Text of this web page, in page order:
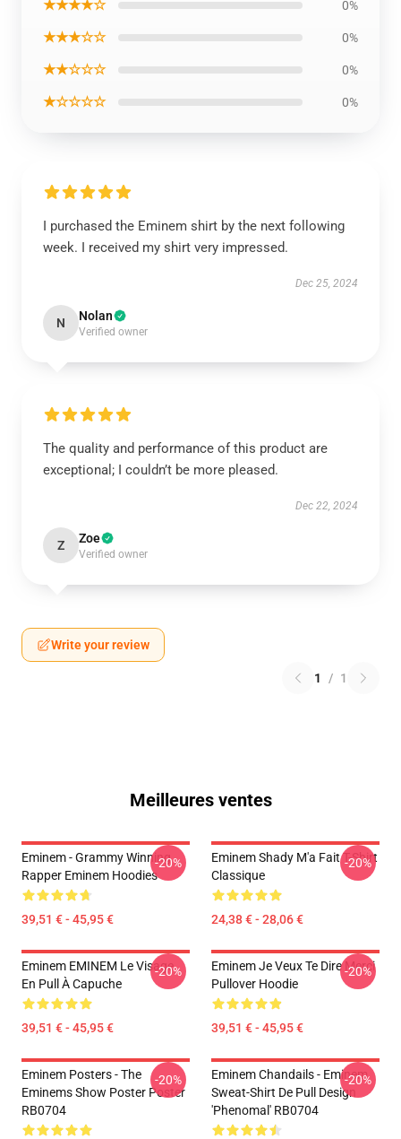
★★★★☆ 0%
★★★☆☆ 0%
★★☆☆☆ 0%
★☆☆☆☆ 0%
I purchased the Eminem shirt by the next following
week. I received my shirt very impressed.
Dec 25, 2024
N Nolan
Verified owner
The quality and performance of this product are
exceptional; I couldn’t be more pleased.
Dec 22, 2024
Z Zoe
Verified owner
Write your review
1 / 1
Meilleures ventes
Eminem - Grammy Winning
Rapper Eminem Hoodies
39,51 € - 45,95 €
-20%
Eminem Shady M'a Fait T-Shirt
Classique
24,38 € - 28,06 €
-20%
Eminem EMINEM Le Visage
En Pull À Capuche
39,51 € - 45,95 €
-20%
Eminem Je Veux Te Dire Merci
Pullover Hoodie
39,51 € - 45,95 €
-20%
Eminem Posters - The
Eminems Show Poster Poster
RB0704
-20%
Eminem Chandails - Eminem
Sweat-Shirt De Pull Design
'Phenomal' RB0704
-20%